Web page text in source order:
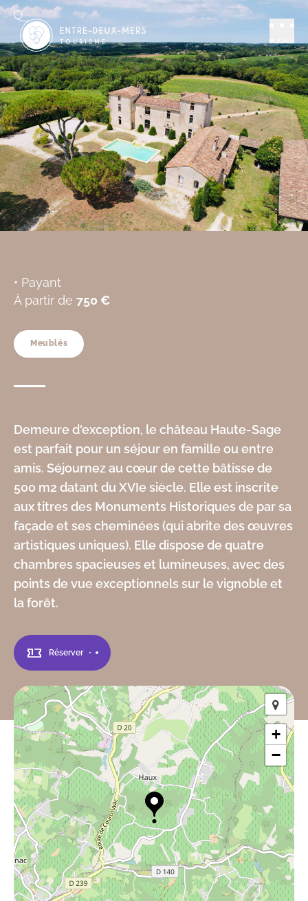
Château Haute-
Sage
HAUX
Réserver Ajouter aux favoris
• Payant
À partir de 750 €
Meublés
Demeure d'exception, le château Haute-Sage
est parfait pour un séjour en famille ou entre
amis. Séjournez au cœur de cette bâtisse de
500 m2 datant du XVIe siècle. Elle est inscrite
aux titres des Monuments Historiques de par sa
façade et ses cheminées (qui abrite des œuvres
artistiques uniques). Elle dispose de quatre
chambres spacieuses et lumineuses, avec des
points de vue exceptionnels sur le vignoble et
la forêt.
Réserver
+
−